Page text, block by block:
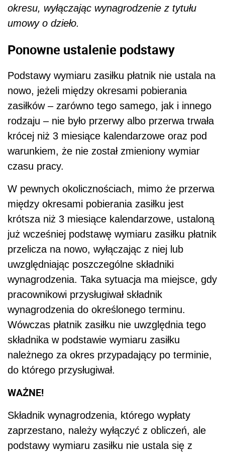
okresu, wyłączając wynagrodzenie z tytułu
umowy o dzieło.
Ponowne ustalenie podstawy
Podstawy wymiaru zasiłku płatnik nie ustala na
nowo, jeżeli między okresami pobierania
zasiłków – zarówno tego samego, jak i innego
rodzaju – nie było przerwy albo przerwa trwała
krócej niż 3 miesiące kalendarzowe oraz pod
warunkiem, że nie został zmieniony wymiar
czasu pracy.
W pewnych okolicznościach, mimo że przerwa
między okresami pobierania zasiłku jest
krótsza niż 3 miesiące kalendarzowe, ustaloną
już wcześniej podstawę wymiaru zasiłku płatnik
przelicza na nowo, wyłączając z niej lub
uwzględniając poszczególne składniki
wynagrodzenia. Taka sytuacja ma miejsce, gdy
pracownikowi przysługiwał składnik
wynagrodzenia do określonego terminu.
Wówczas płatnik zasiłku nie uwzględnia tego
składnika w podstawie wymiaru zasiłku
należnego za okres przypadający po terminie,
do którego przysługiwał.
WAŻNE!
Składnik wynagrodzenia, którego wypłaty
zaprzestano, należy wyłączyć z obliczeń, ale
podstawy wymiaru zasiłku nie ustala się z